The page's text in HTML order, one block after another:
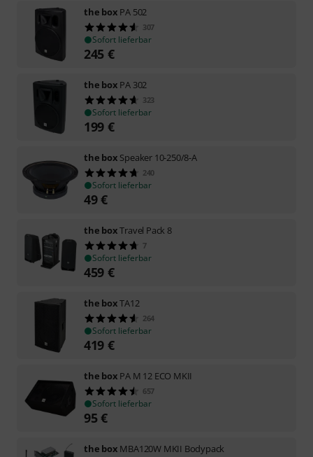
the box PA 502
307
Sofort lieferbar
245 €
the box PA 302
323
Sofort lieferbar
199 €
the box Speaker 10-250/8-A
240
Sofort lieferbar
49€
the boxTravel Pack 8
7
Sofort lieferbar
459 €
the boxTA12
264
Sofort lieferbar
419 €
the box PA M 12 ECO MKII
657
Sofort lieferbar
95€
the box MBA120W MKII Bodypack